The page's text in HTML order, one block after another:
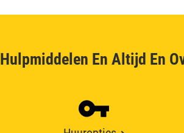
Hulpmiddelen En Altijd En